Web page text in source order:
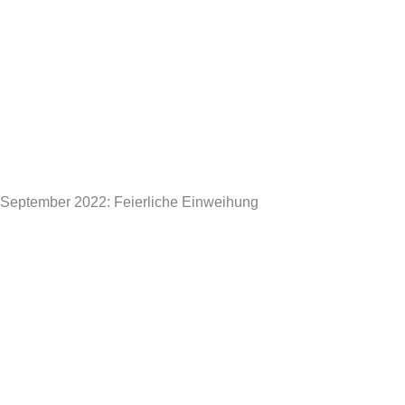
September 2022: Feierliche Einweihung